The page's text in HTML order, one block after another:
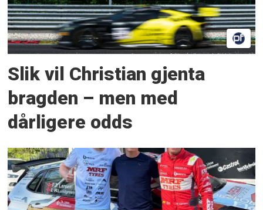
Slik vil Christian gjenta
bragden – men med
dårligere odds